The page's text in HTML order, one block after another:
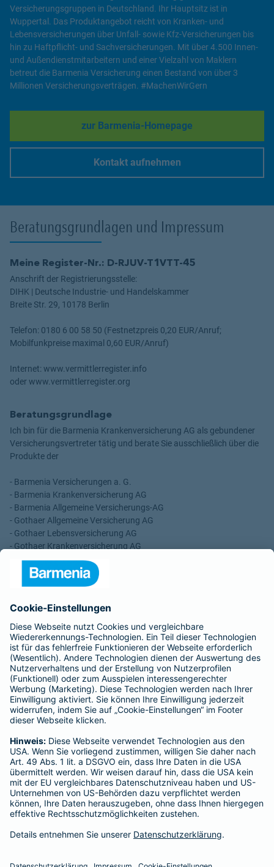
Versicherungsgruppen in Deutschland. Ihr Hauptsitz ist in
Wuppertal. Das Produktangebot reicht von Kranken- und
Lebensversicherungen über Unfall- sowie Kfz-Versicherungen bis
hin zu Haftpflicht- und Sachversicherungen. Mit über 4.500 Innen-
und Außendienstmitarbeitern und einer Vielzahl von Maklern
betreut die Barmenia Versicherung einen Bestand von über 3
Millionen Versicherungsverträgen. #MachenWirGern
zur Barmenia-Homepage
Link Opens in New Tab
Kontakt aufnehmen
Beratungsgrundlagen und Impressum
Meine Register-Nr.: D-RJUV-T1VTT-45
Anschrift der Registrierungsstelle:
DIHK | Deutsche Industrie- und Handelskammer
Breite Str. 29, 10178 Berlin
Telefon: 0180 6 00 58 50 (Festnetzpreis 0,20 EUR/Anruf;
Mobilfunkpreise maximal 0,60 EUR/Anruf)
Internet: www.vermittlerregister.info
oder www.vermittlerregister.org
Beratungsgrundlage
Ich bin für die Barmenia Krankenversicherung AG als gebundener
Versicherungsvertreter tätig und berate Sie ausschließlich über die
Produkte der
- Barmenia Versicherungen a. G.
- Barmenia Krankenversicherung AG
- Barmenia Allgemeine Versicherungs-AG
- Gothaer Allgemeine Versicherung AG
- Gothaer Lebensversicherung AG
- Gothaer Krankenversicherung AG
- ROLAND Rechtsschutz-Versicherungs-AG
- ROLAND Schutzbrief-Versicherung AG
Vergütungen, die in der zu entrichtenden Versicherungsprämie
enthalten sind.
Schlichtungsstellen
Für Lebens- und Sachversicherungen:
Verein Versicherungsombudsmann eV,
Postfach 080632, 10006 Berlin
Für private Krankenversicherungen:
Ombudsmann für private Kranken- / Pflege-Versicherungen,
Postfach 060222, 10052 Berlin
Impressum
Barmenia Versicherung - Petra Effkemann
Stadtwall 9
Tel. 02561 9793310